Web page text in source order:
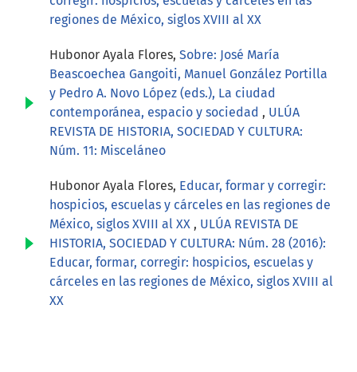
regiones de México, siglos XVIII al XX
Hubonor Ayala Flores, Sobre: José María
Beascoechea Gangoiti, Manuel González Portilla
y Pedro A. Novo López (eds.), La ciudad
contemporánea, espacio y sociedad , ULÚA
REVISTA DE HISTORIA, SOCIEDAD Y CULTURA:
Núm. 11: Misceláneo
Hubonor Ayala Flores, Educar, formar y corregir:
hospicios, escuelas y cárceles en las regiones de
México, siglos XVIII al XX , ULÚA REVISTA DE
HISTORIA, SOCIEDAD Y CULTURA: Núm. 28 (2016):
Educar, formar, corregir: hospicios, escuelas y
cárceles en las regiones de México, siglos XVIII al
XX